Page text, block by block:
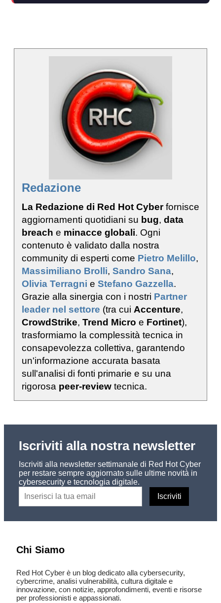
Redazione
La Redazione di Red Hot Cyberfornisce
aggiornamenti quotidiani su bug, data
breach e minacce globali. Ogni
contenuto è validato dalla nostra
community di esperti come Pietro Melillo,
Massimiliano Brolli, Sandro Sana,
Olivia Terragni e Stefano Gazzella.
Grazie alla sinergia con i nostri Partner
leader nel settore (tra cui Accenture,
CrowdStrike, Trend Micro e Fortinet),
trasformiamo la complessità tecnica in
consapevolezza collettiva, garantendo
un'informazione accurata basata
sull'analisi di fonti primarie e su una
rigorosa peer-review tecnica.
Iscriviti alla nostra newsletter
Iscriviti alla newsletter settimanale di Red Hot Cyber
per restare sempre aggiornato sulle ultime novità in
cybersecurity e tecnologia digitale.
Chi Siamo
Red Hot Cyber è un blog dedicato alla cybersecurity,
cybercrime, analisi vulnerabilità, cultura digitale e
innovazione, con notizie, approfondimenti, eventi e risorse
per professionisti e appassionati.